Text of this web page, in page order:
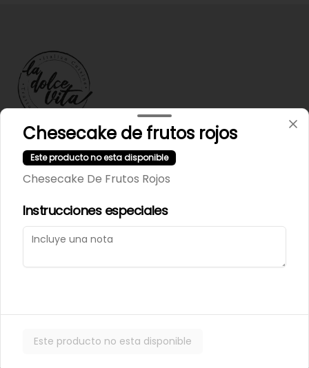
Términos y condiciones
Política de privacidad
Mi cuenta
Iniciar sesión
Chesecake de frutos rojos
Este producto no esta disponible
Chesecake De Frutos Rojos
Instrucciones especiales
Este producto no esta disponible